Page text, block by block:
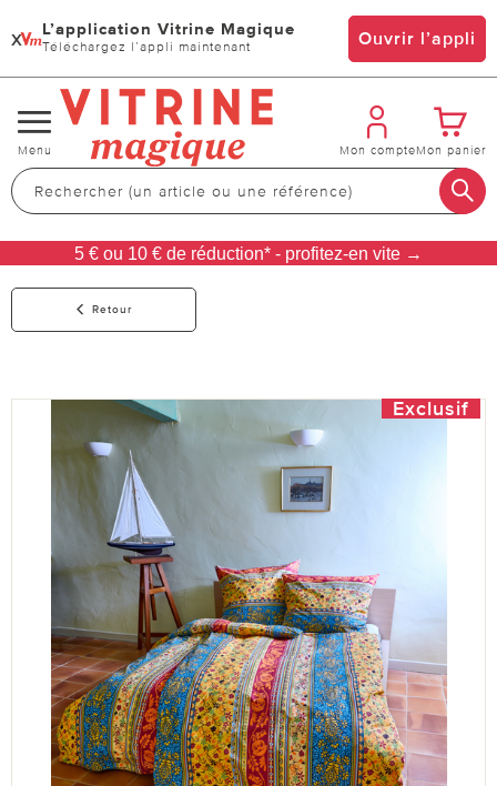
x L’application Vitrine Magique
Téléchargez l’appli maintenant Ouvrir l’appli
Changer
de
navigation
Menu Mon compteMon panier
5 € ou 10 € de réduction* - profitez-en vite →
Retour
Exclusif